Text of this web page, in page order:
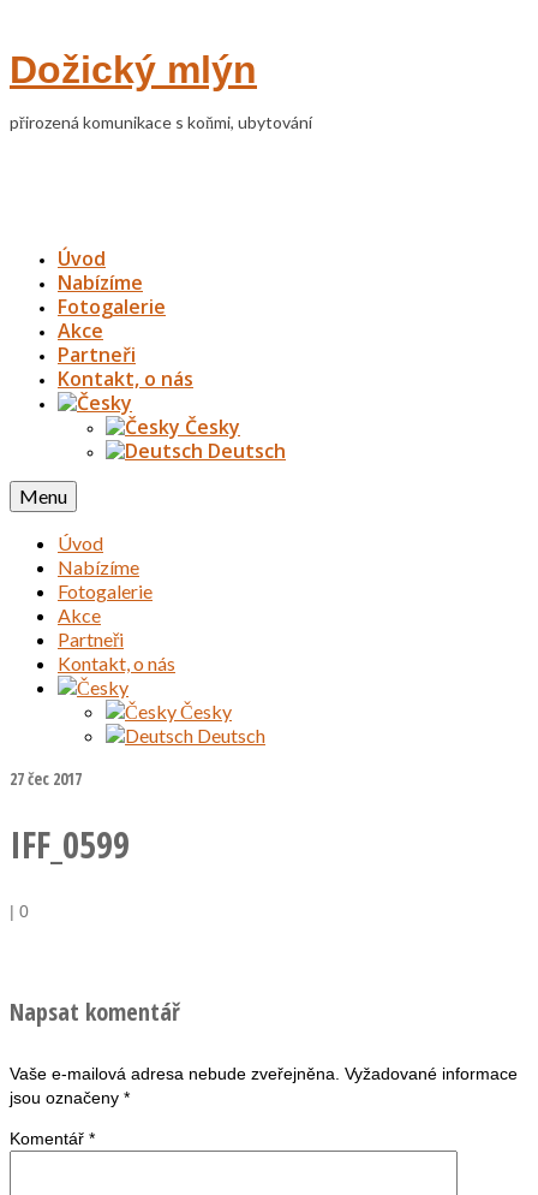
Dožický mlýn
přirozená komunikace s koňmi, ubytování
Úvod
Nabízíme
Fotogalerie
Akce
Partneři
Kontakt, o nás
Česky
Deutsch
Menu
Úvod
Nabízíme
Fotogalerie
Akce
Partneři
Kontakt, o nás
Česky
Deutsch
27čec 2017
IFF_0599
| 0
Napsat komentář
Vaše e-mailová adresa nebude zveřejněna. Vyžadované informace
jsou označeny *
Komentář *